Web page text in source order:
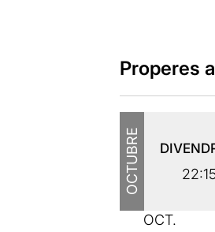
Properes
OCTUBRE
OCT.